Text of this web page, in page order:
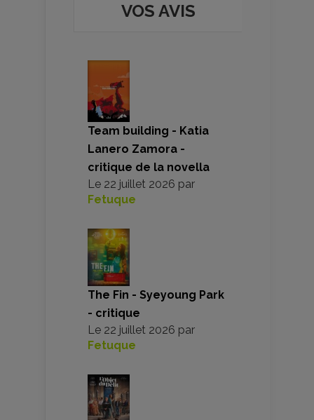
VOS AVIS
Team building - Katia
Lanero Zamora -
critique de la novella
Le 22 juillet 2026 par
Fetuque
The Fin - Syeyoung Park
- critique
Le 22 juillet 2026 par
Fetuque